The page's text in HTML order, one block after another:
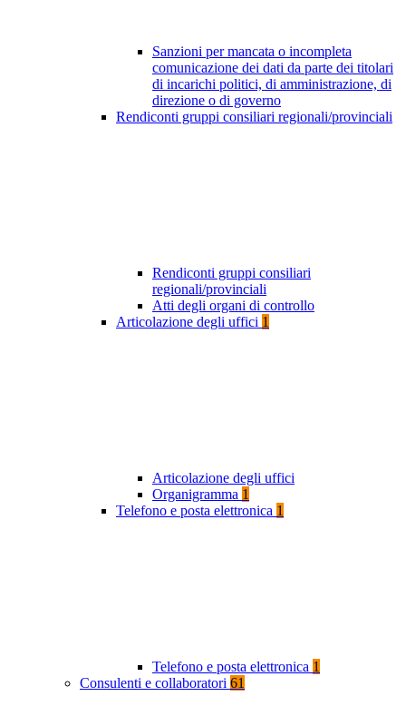
Sanzioni per mancata o incompleta
comunicazione dei dati da parte dei titolari
di incarichi politici, di amministrazione, di
direzione o di governo
Rendiconti gruppi consiliari regionali/provinciali
Rendiconti gruppi consiliari
regionali/provinciali
Atti degli organi di controllo
Articolazione degli uffici 1
Articolazione degli uffici
Organigramma 1
Telefono e posta elettronica 1
Telefono e posta elettronica 1
Consulenti e collaboratori 61